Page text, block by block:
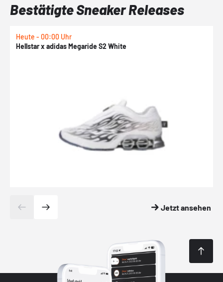
Bestätigte Sneaker Releases
Heute - 00:00 Uhr
Hellstar x adidas Megaride S2 White
Jetzt ansehen